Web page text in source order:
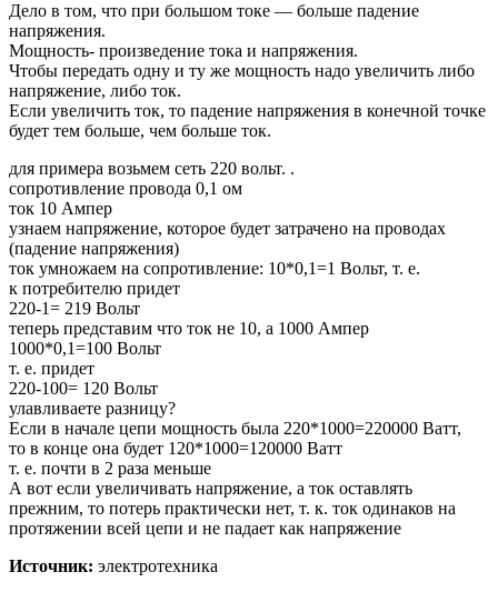
Дело в том, что при большом токе — больше падение
напряжения.
Мощность- произведение тока и напряжения.
Чтобы передать одну и ту же мощность надо увеличить либо
напряжение, либо ток.
Если увеличить ток, то падение напряжения в конечной точке
будет тем больше, чем больше ток.
для примера возьмем сеть 220 вольт. .
сопротивление провода 0,1 ом
ток 10 Ампер
узнаем напряжение, которое будет затрачено на проводах
(падение напряжения)
ток умножаем на сопротивление: 10*0,1=1 Вольт, т. е.
к потребителю придет
220-1= 219 Вольт
теперь представим что ток не 10, а 1000 Ампер
1000*0,1=100 Вольт
т. е. придет
220-100= 120 Вольт
улавливаете разницу?
Если в начале цепи мощность была 220*1000=220000 Ватт,
то в конце она будет 120*1000=120000 Ватт
т. е. почти в 2 раза меньше
А вот если увеличивать напряжение, а ток оставлять
прежним, то потерь практически нет, т. к. ток одинаков на
протяжении всей цепи и не падает как напряжение
Источник: электротехника